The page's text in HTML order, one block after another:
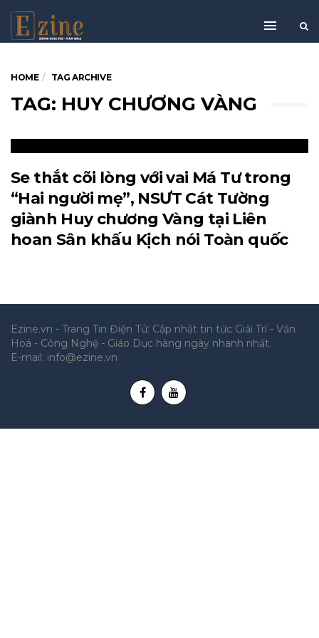
HOME TAG ARCHIVE
TAG: HUY CHƯƠNG VÀNG
Se thắt cõi lòng với vai Má Tư trong
“Hai người mẹ”, NSƯT Cát Tường
giành Huy chương Vàng tại Liên
hoan Sân khấu Kịch nói Toàn quốc
Ezine.vn - Trang Tin Điện Tử: Cập nhật tin tức Giải Trí - Văn
Hoá - Công Nghệ - Giáo Dục hàng ngày nhanh nhất.
E-mail: info@ezine.vn